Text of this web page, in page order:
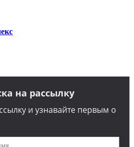
на рассылку
и узнавайте первым о